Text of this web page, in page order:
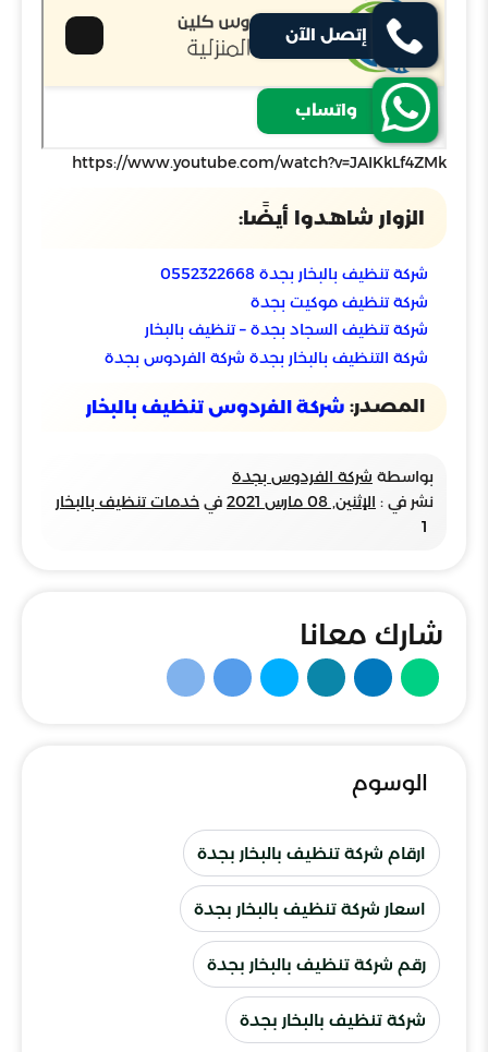
https://www.youtube.com/watch?v=JAIKkLf4ZMk
الزوار شاهدوا أيضًا:
شركة تنظيف بالبخار بجدة 0552322668
شركة تنظيف موكيت بجدة
شركة تنظيف السجاد بجدة – تنظيف بالبخار
شركة التنظيف بالبخار بجدة شركة الفردوس بجدة
المصدر: شركة الفردوس تنظيف بالبخار
بواسطة شركة الفردوس بجدة
نشر في : الإثنين, 08 مارس 2021 في خدمات تنظيف بالبخار
1
شارك معانا
الوسوم
ارقام شركة تنظيف بالبخار بجدة
اسعار شركة تنظيف بالبخار بجدة
رقم شركة تنظيف بالبخار بجدة
شركة تنظيف بالبخار بجدة